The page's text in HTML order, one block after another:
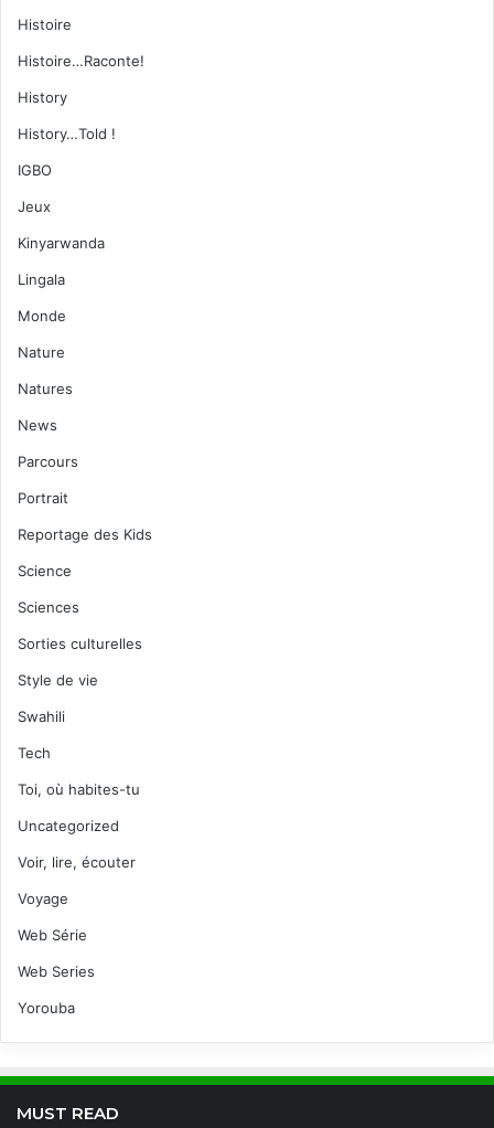
Histoire
Histoire…Raconte!
History
History…Told !
IGBO
Jeux
Kinyarwanda
Lingala
Monde
Nature
Natures
News
Parcours
Portrait
Reportage des Kids
Science
Sciences
Sorties culturelles
Style de vie
Swahili
Tech
Toi, où habites-tu
Uncategorized
Voir, lire, écouter
Voyage
Web Série
Web Series
Yorouba
MUST READ